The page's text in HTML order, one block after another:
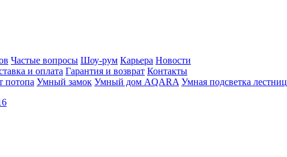
Частые вопросы Шоу-рум Карьера Новости
и оплата Гарантия и возврат Контакты
потопа Умный замок Умный дом AQARA Умная подсветка лестниц